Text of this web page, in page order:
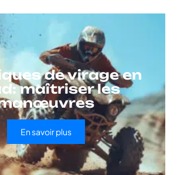
de virage en
maîtriser les
En savoir plus